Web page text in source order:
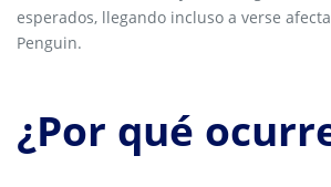
esperados, llegando incluso a verse
Penguin.
¿Por qué